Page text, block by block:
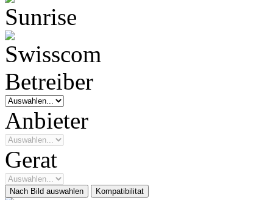
Betreiber
Anbieter
Gerat